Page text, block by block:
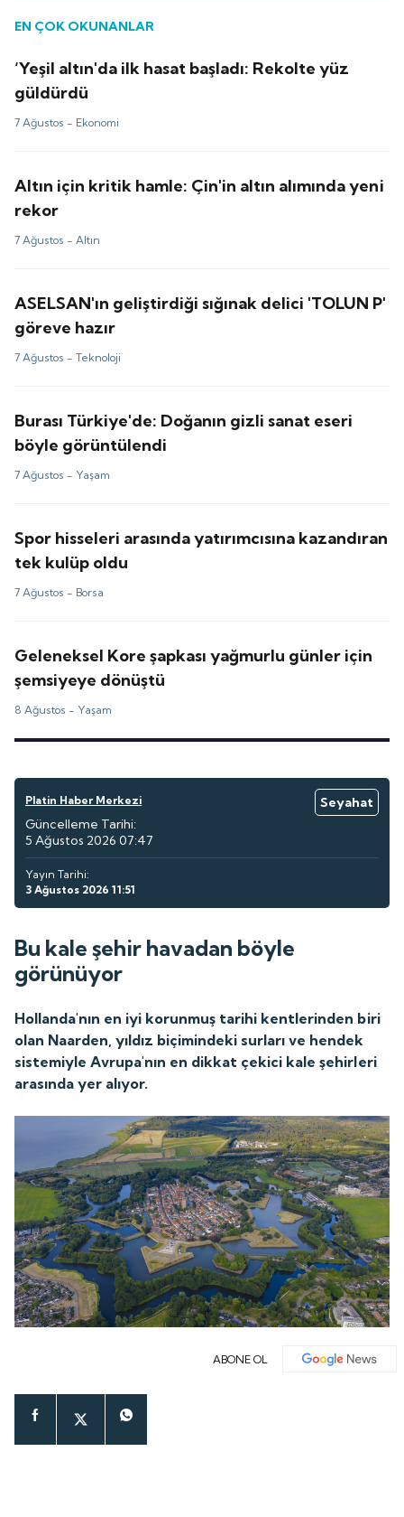
EN ÇOK OKUNANLAR
‘Yeşil altın'da ilk hasat başladı: Rekolte yüz
güldürdü
7 Ağustos - Ekonomi
Altın için kritik hamle: Çin'in altın alımında yeni
rekor
7 Ağustos -Altın
ASELSAN'ın geliştirdiği sığınak delici 'TOLUN P'
göreve hazır
7 Ağustos -Teknoloji
Burası Türkiye'de: Doğanın gizli sanat eseri
böyle görüntülendi
7 Ağustos - Yaşam
Spor hisseleri arasında yatırımcısına kazandıran
tek kulüp oldu
7 Ağustos - Borsa
Geleneksel Kore şapkası yağmurlu günler için
şemsiyeye dönüştü
8 Ağustos - Yaşam
Platin Haber Merkezi
Seyahat
Güncelleme Tarihi:
5 Ağustos 2026 07:47
Yayın Tarihi:
3 Ağustos 2026 11:51
Bu kale şehir havadan böyle
görünüyor
Hollanda'nın en iyi korunmuş tarihi kentlerinden biri
olan Naarden, yıldız biçimindeki surları ve hendek
sistemiyle Avrupa'nın en dikkat çekici kale şehirleri
arasında yer alıyor.
ABONE OL